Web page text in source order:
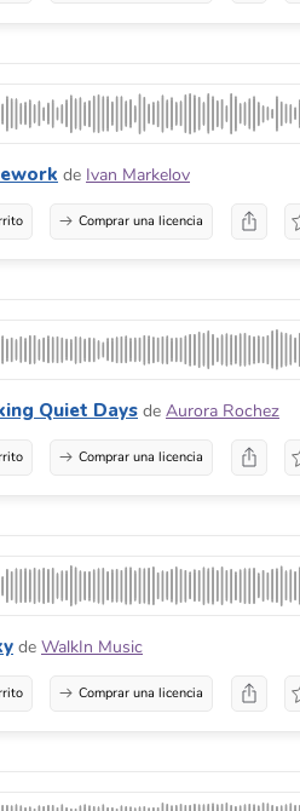
de Ivan Markelov
Comprar una licencia
Quiet Days de Aurora Rochez
Comprar una licencia
de WalkIn Music
Comprar una licencia